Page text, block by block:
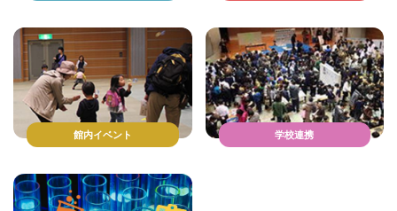
館内イベント 学校連携